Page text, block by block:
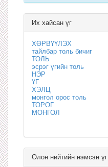
Их хайсан үг
ХӨРВҮҮЛЭХ
тайлбар толь бичиг
ТОЛЬ
эсрэг үгийн толь
НЭР
ҮГ
ХЭЛЦ
монгол орос толь
ТОРОГ
МОНГОЛ
Олон нийтийн нэмсэн үг